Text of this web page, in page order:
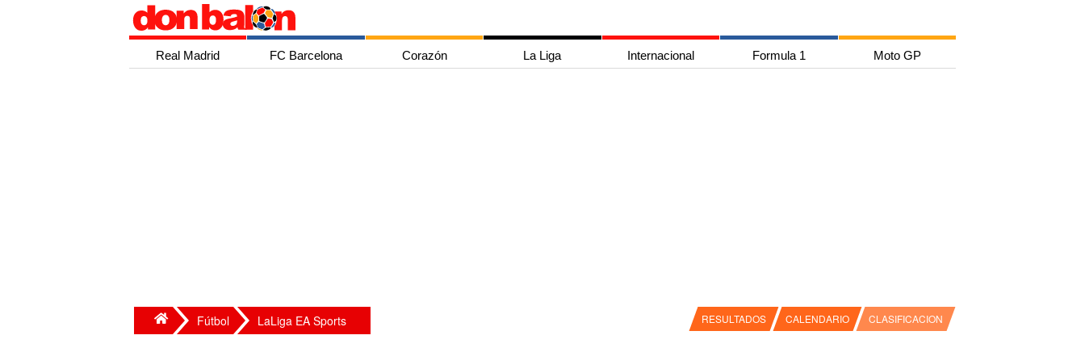
Real Madrid FC Barcelona Corazón La Liga Internacional Formula 1 Moto GP
Fútbol LaLiga EA Sports RESULTADOS CALENDARIO CLASIFICACION